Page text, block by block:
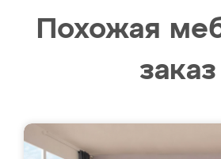
Похожая
заказ